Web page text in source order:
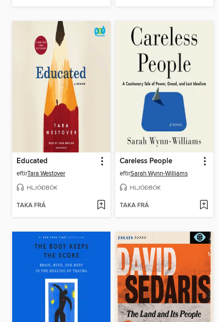
Educated
eftirTara Westover
HLJÓÐBÓK
TAKA FRÁ
Careless People
eftirSarah Wynn-Williams
HLJÓÐBÓK
TAKA FRÁ